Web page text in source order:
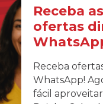
Receba
ofertas
Receba
WhatsApp!
fácil